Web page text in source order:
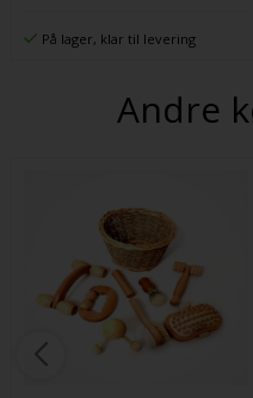
På lager, klar til levering
Andre